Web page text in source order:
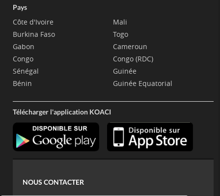
Pays
Côte d'Ivoire
Burkina Faso
Gabon
Congo
Sénégal
Bénin
Mali
Togo
Cameroun
Congo (RDC)
Guinée
Guinée Equatorial
Télécharger l'application KOACI
NOUS CONTACTER